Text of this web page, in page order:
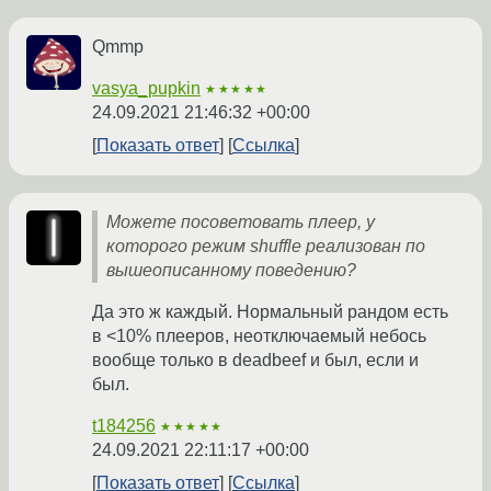
Qmmp
vasya_pupkin ★★★★★
24.09.2021 21:46:32 +00:00
Показать ответ
Ссылка
Можете посоветовать плеер, у
которого режим shuffle реализован по
вышеописанному поведению?
Да это ж каждый. Нормальный рандом есть
в <10% плееров, неотключаемый небось
вообще только в deadbeef и был, если и
был.
t184256 ★★★★★
24.09.2021 22:11:17 +00:00
Показать ответ
Ссылка